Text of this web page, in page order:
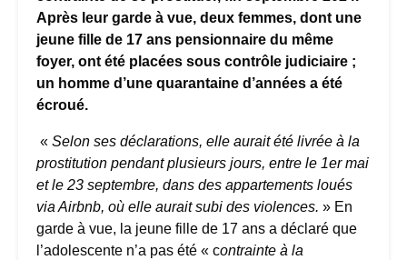
Après leur garde à vue, deux femmes, dont une
jeune fille de 17 ans pensionnaire du même
foyer, ont été placées sous contrôle judiciaire ;
un homme d’une quarantaine d’années a été
écroué.
« Selon ses déclarations, elle aurait été livrée à la
prostitution pendant plusieurs jours, entre le 1er mai
et le 23 septembre, dans des appartements loués
via Airbnb, où elle aurait subi des violences. » En
garde à vue, la jeune fille de 17 ans a déclaré que
l’adolescente n’a pas été « contrainte à la